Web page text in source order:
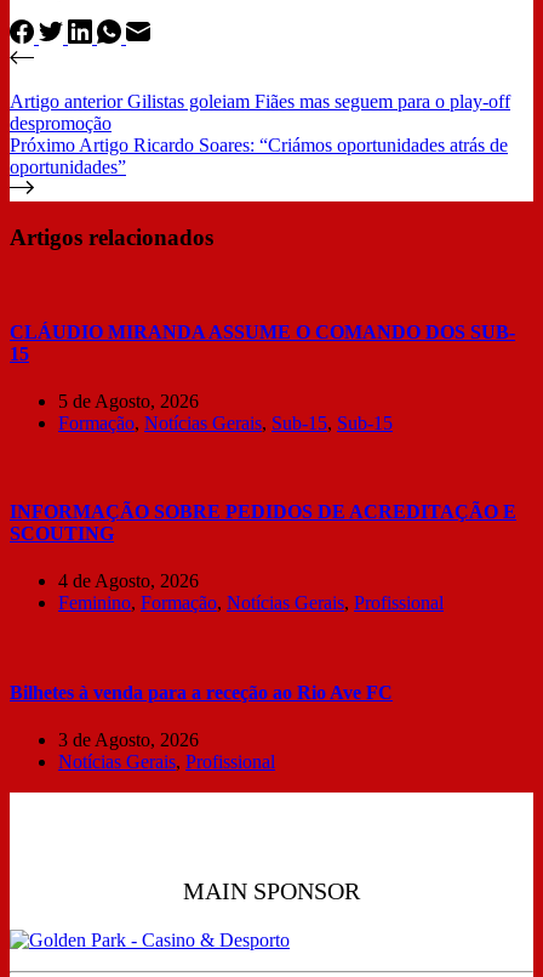
Artigo anteriorGilistas goleiam Fiães mas seguem para o play-off
despromoção
Próximo Artigo Ricardo Soares: “Criámos oportunidades atrás de
oportunidades”
Artigos relacionados
CLÁUDIO MIRANDA ASSUME O COMANDO DOS SUB-
15
5 de Agosto, 2026
Formação, Notícias Gerais, Sub-15, Sub-15
INFORMAÇÃO SOBRE PEDIDOS DE ACREDITAÇÃO E
SCOUTING
4 de Agosto, 2026
Feminino, Formação, Notícias Gerais, Profissional
Bilhetes à venda para a receção ao Rio Ave FC
3 de Agosto, 2026
Notícias Gerais, Profissional
MAIN SPONSOR